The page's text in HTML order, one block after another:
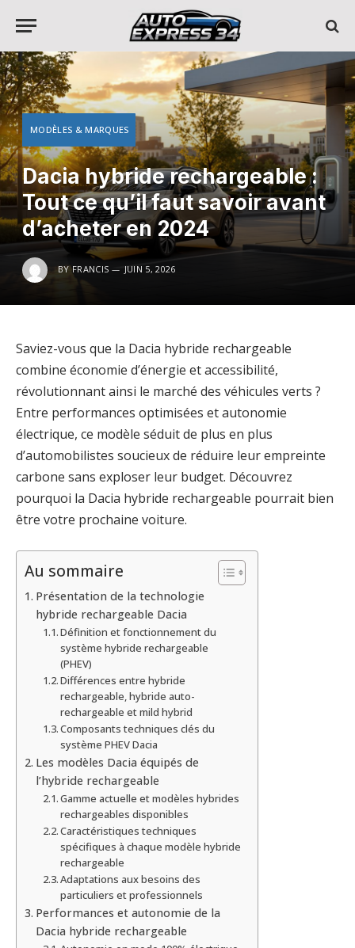
MODÈLES & MARQUES
Dacia hybride rechargeable :
Tout ce qu’il faut savoir avant
d’acheter en 2024
BY FRANCIS JUIN 5, 2026
Saviez-vous que la Dacia hybride rechargeable
combine économie d’énergie et accessibilité,
révolutionnant ainsi le marché des véhicules verts ?
Entre performances optimisées et autonomie
électrique, ce modèle séduit de plus en plus
d’automobilistes soucieux de réduire leur empreinte
carbone sans exploser leur budget. Découvrez
pourquoi la Dacia hybride rechargeable pourrait bien
être votre prochaine voiture.
Au sommaire
Présentation de la technologie
hybride rechargeable Dacia
Définition et fonctionnement du
système hybride rechargeable
(PHEV)
Différences entre hybride
rechargeable, hybride auto-
rechargeable et mild hybrid
Composants techniques clés du
système PHEV Dacia
Les modèles Dacia équipés de
l’hybride rechargeable
Gamme actuelle et modèles hybrides
rechargeables disponibles
Caractéristiques techniques
spécifiques à chaque modèle hybride
rechargeable
Adaptations aux besoins des
particuliers et professionnels
Performances et autonomie de la
Dacia hybride rechargeable